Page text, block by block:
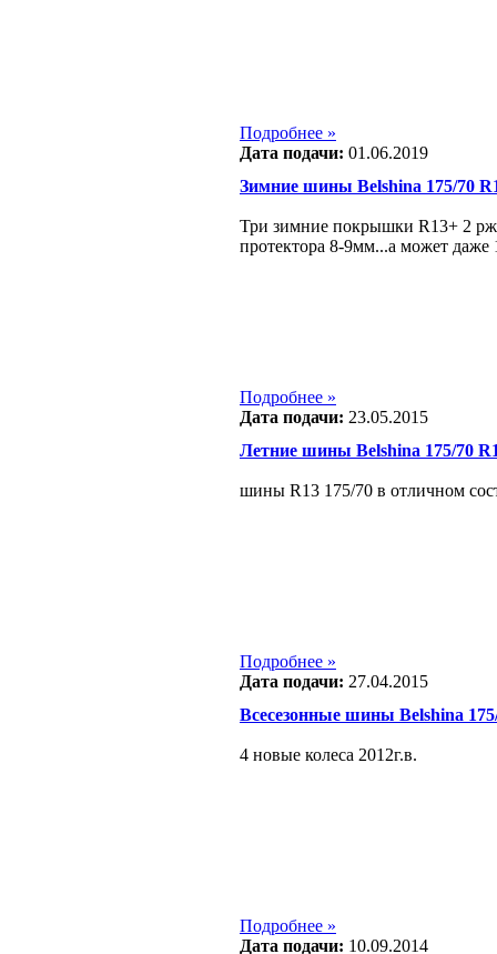
Подробнее »
Дата подачи: 01.06.2019
Зимние шины Belshina 175/70
Три зимние покрышки R13+ 2
протектора 8-9мм...а может даже
Подробнее »
Дата подачи: 23.05.2015
Летние шины Belshina 175/70
шины R13 175/70 в отличном
Подробнее »
Дата подачи: 27.04.2015
Всесезонные шины Belshina
4 новые колеса 2012г.в.
Подробнее »
Дата подачи: 10.09.2014